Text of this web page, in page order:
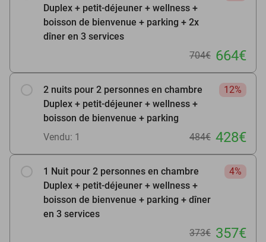
Duplex + petit-déjeuner + wellness +
boisson de bienvenue + parking + 2x
dîner en 3 services
704€ 664€
2 nuits pour 2 personnes en chambre
Duplex + petit-déjeuner + wellness +
boisson de bienvenue + parking
12%
Vendu: 1 484€ 428€
1 Nuit pour 2 personnes en chambre
Duplex + petit-déjeuner + wellness +
boisson de bienvenue + parking + dîner
en 3 services
4%
373€ 357€